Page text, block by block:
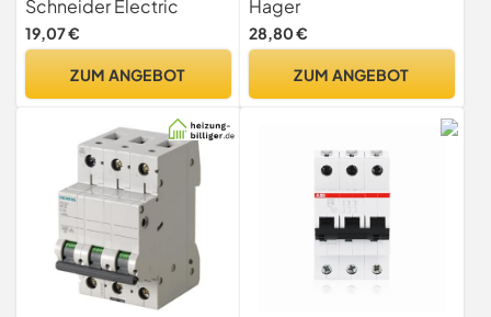
Charakteristik, 6kA
Schneider Electric
19,07 €
ZUM ANGEBOT
Hager
28,80 €
ZUM ANGEBOT